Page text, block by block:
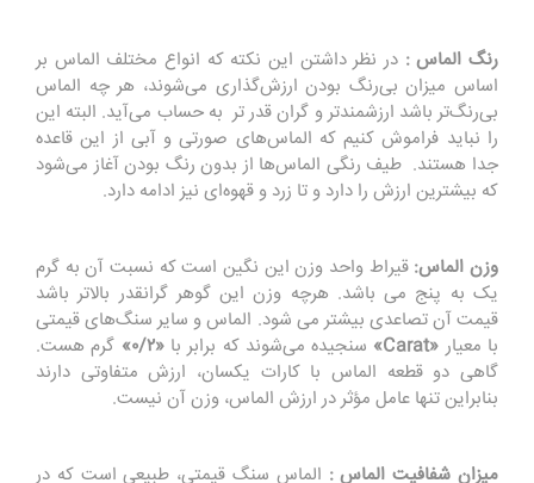
رنگ الماس : در نظر داشتن این نکته که انواع مختلف الماس بر
اساس میزان بی‌رنگ بودن ارزش‌گذاری می‌شوند، هر چه الماس
بی‌رنگ‌تر باشد ارزشمندتر و گران قدر تر به حساب می‌آید. البته این
را نباید فراموش کنیم که الماس‌های صورتی و آبی از این قاعده
جدا هستند. طیف رنگی الماس‌ها از بدون رنگ بودن آغاز می‌شود
که بیشترین ارزش را دارد و تا زرد و قهوه‌ای نیز ادامه دارد.
وزن الماس: قیراط واحد وزن این نگین است که نسبت آن به گرم
یک به پنج می باشد. هرچه وزن این گوهر گرانقدر بالاتر باشد
قیمت آن تصاعدی بیشتر می شود. الماس و سایر سنگ‌های قیمتی
با معیار «Carat» سنجیده می‌شوند که برابر با«۰/۲»
گرم هست.
گاهی دو قطعه الماس با کارات یکسان، ارزش متفاوتی دارند
بنابراین تنها عامل مؤثر در ارزش الماس، وزن آن نیست.
میزان شفافیت الماس : الماس سنگ قیمتی، طبیعی است که در